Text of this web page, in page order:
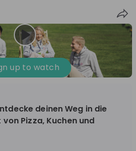
Login
up
Follow Share
up to watch
deinen Weg in die
Pizza, Kuchen und